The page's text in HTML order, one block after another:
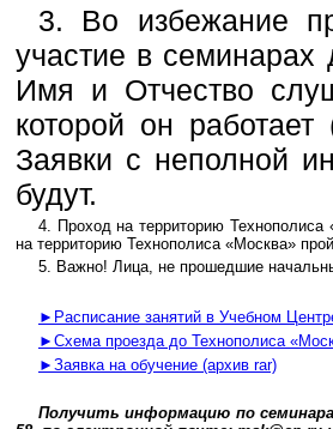
3. Во избежание
участие в
Имя и Отчество
которой он
Заявки с неполной
будут.
4. Проход на территорию
на территорию Технополиса «Москва»
5. Важно! Лица, не прошедшие
►Расписание занятий в Учебном
►Схема проезда до Технополиса
►Заявка на обучение (архив rar)
Получить информацию по